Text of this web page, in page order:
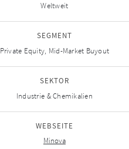
Weltweit
SEGMENT
Private Equity, Mid-Market Buyout
SEKTOR
Industrie & Chemikalien
WEBSEITE
Minova